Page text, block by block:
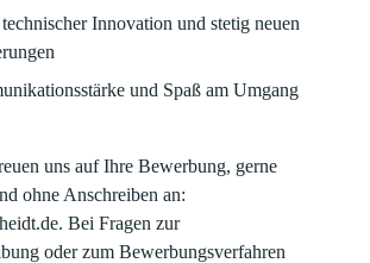
technischer Innovation und stetig neuen
und Spaß am Umgang
uns auf Ihre Bewerbung, gerne
ohne Anschreiben an:
Bei Fragen zur
oder zum Bewerbungsverfahren